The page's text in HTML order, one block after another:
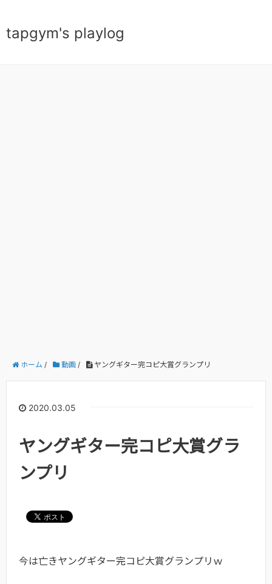
tapgym's playlog
ホーム / 動画 / ヤングギター完コピ大賞グランプリ
2020.03.05
ヤングギター完コピ大賞グラ
ンプリ
今は亡きヤングギター完コピ大賞グランプリｗ